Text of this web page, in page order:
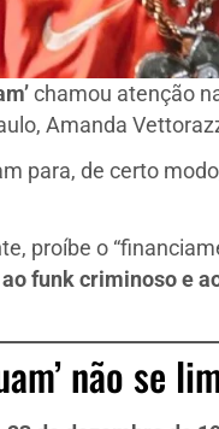
chamou atenção
Amanda
para, de certo
proíbe o
funk criminoso e
não se